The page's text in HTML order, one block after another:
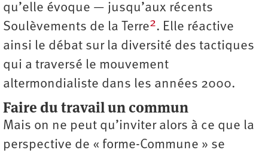
qu’elle évoque — jusqu’aux récents
Soulèvements de la Terre2. Elle réactive
ainsi le débat sur la diversité des tactiques
qui a traversé le mouvement
altermondialiste dans les années 2000.
Faire du travail un commun
Mais on ne peut qu’inviter alors à ce que la
perspective de « forme-Commune » se